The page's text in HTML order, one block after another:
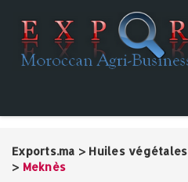
Exports.ma > Huiles végétales
> Meknès‎